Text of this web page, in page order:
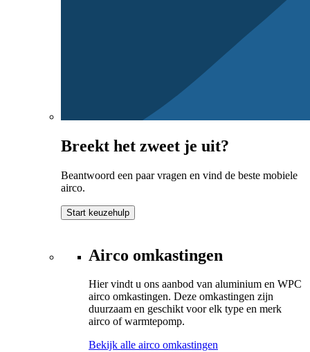
Breekt het zweet je uit?
Beantwoord een paar vragen en vind de beste mobiele
airco.
Start keuzehulp
Airco omkastingen
Hier vindt u ons aanbod van aluminium en WPC
airco omkastingen. Deze omkastingen zijn
duurzaam en geschikt voor elk type en merk
airco of warmtepomp.
Bekijk alle airco omkastingen